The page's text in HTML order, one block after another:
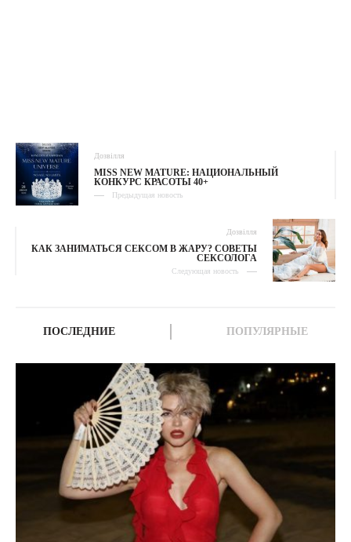
Дозвілля
MISS NEW MATURE: НАЦИОНАЛЬНЫЙ
КОНКУРС КРАСОТЫ 40+
Предыдущая новость
Дозвілля
КАК ЗАНИМАТЬСЯ СЕКСОМ В ЖАРУ? СОВЕТЫ
СЕКСОЛОГА
Следующая новость
ПОСЛЕДНИЕ ПОПУЛЯРНЫЕ